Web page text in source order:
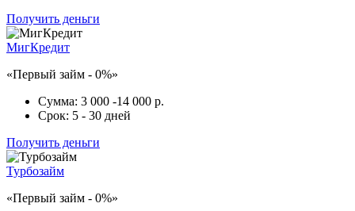
Получить деньги
МигКредит
«Первый займ - 0%»
Сумма: 3 000 -14 000 р.
Срок: 5 - 30 дней
Получить деньги
Турбозайм
«Первый займ - 0%»